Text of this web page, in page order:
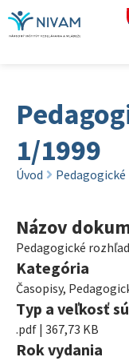
1/1999
Úvod
Názov
Pedagogické
Kategória
Časopisy,
Typ a veľkosť
.pdf | 367,73 KB
Rok vydania